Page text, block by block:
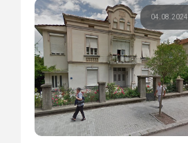
04.08.2024